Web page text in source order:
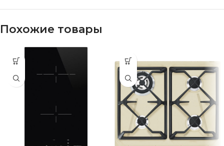
Похожие товары